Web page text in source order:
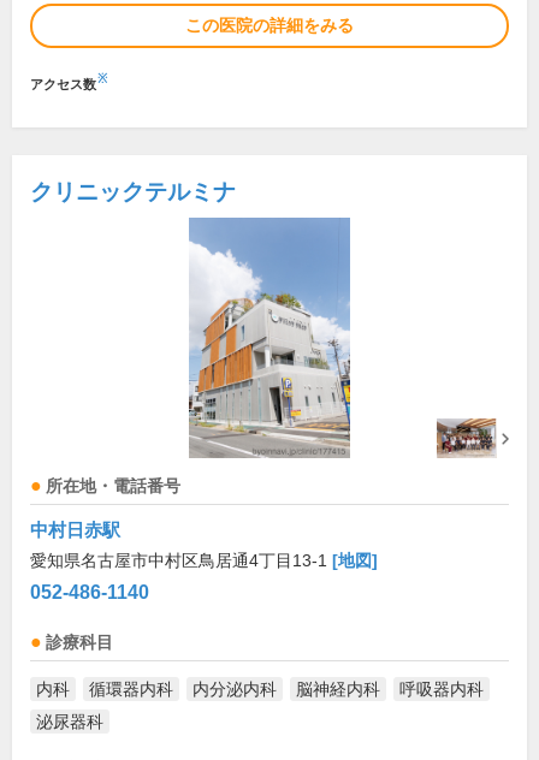
この医院の詳細をみる
アクセス数※
クリニックテルミナ
所在地・電話番号
中村日赤駅
愛知県名古屋市中村区鳥居通4丁目13-1 [地図]
052-486-1140
診療科目
内科 循環器内科 内分泌内科 脳神経内科
呼吸器内科
泌尿器科